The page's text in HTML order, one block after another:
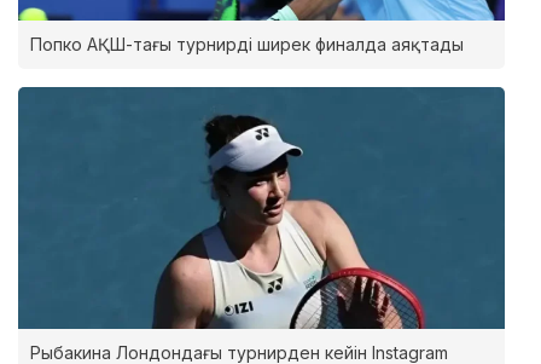
Попко АҚШ-тағы турнирді ширек финалда аяқтады
Рыбакина Лондондағы турнирден кейін Instagram